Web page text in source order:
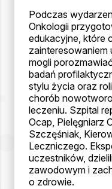
Podczas
Onkologii
edukacyjne, które
mogli
badań
stylu życia oraz
chorób
leczeniu. Szpital
Ocap, Pielęgniarz
Szczęśniak,
Leczniczego.
uczestników,
zawodowym i
o zdrowie.